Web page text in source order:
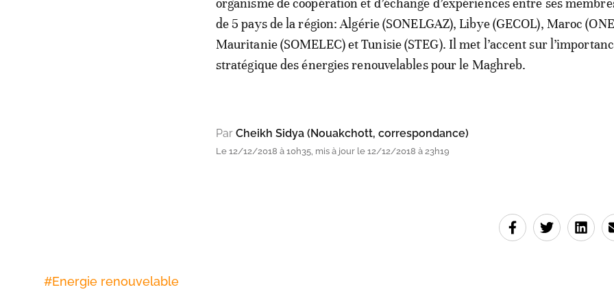
de 5 pays de la région: Algérie (SONELGAZ), Libye (GECOL), Maroc
Mauritanie (SOMELEC) et Tunisie (STEG). Il met l’accent sur
stratégique des énergies renouvelables pour le Maghreb.
Par Cheikh Sidya (Nouakchott, correspondance)
Le 12/12/2018 à 10h35, mis à jour le 12/12/2018 à 23h19
#Energie renouvelable